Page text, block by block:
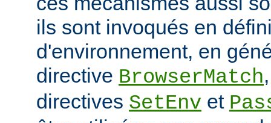
ils sont invoqués en
d'environnement, en
directive BrowserMatch
directives SetEnv et